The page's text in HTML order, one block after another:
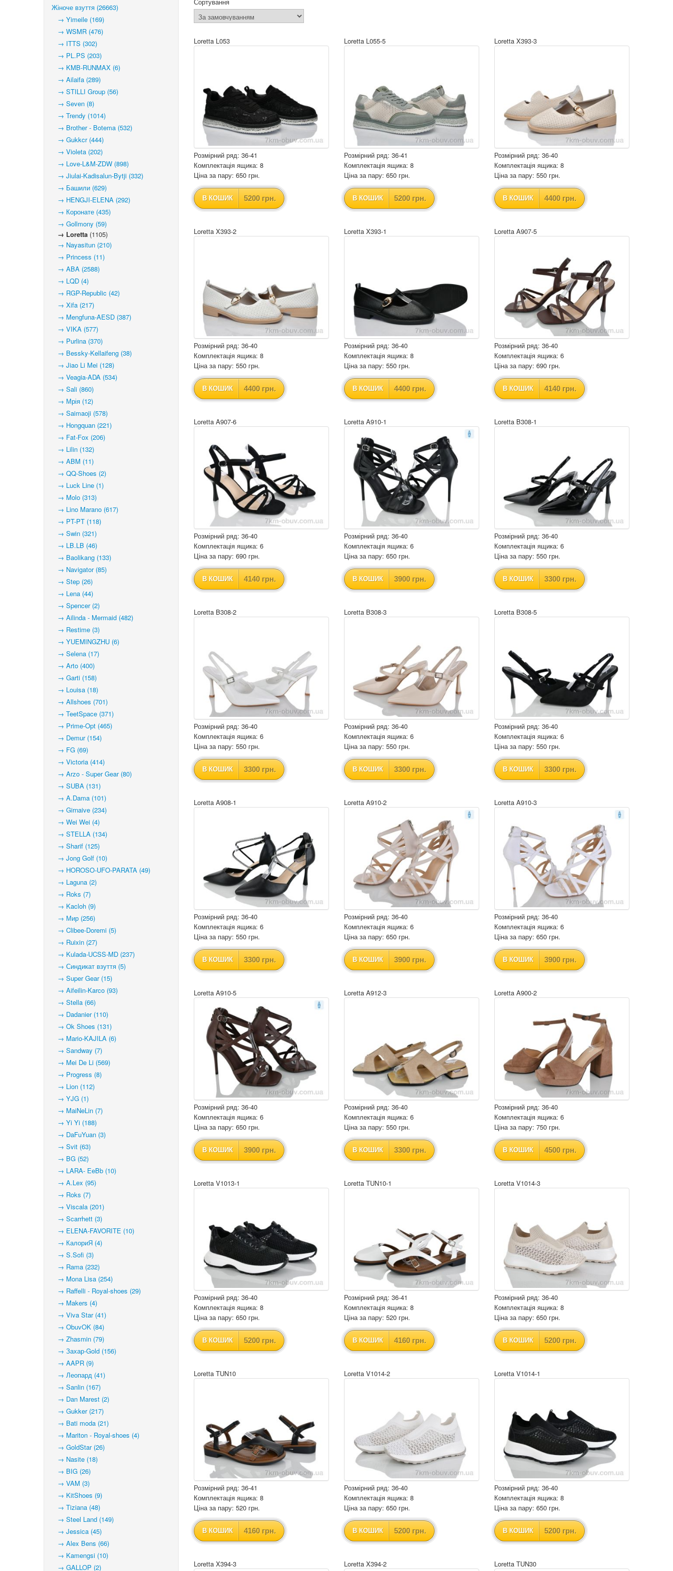
Жіноче взуття (26663)
→ Yimeile (169)
→ WSMR (476)
→ ITTS (302)
→ PL.PS (203)
→ KMB-RUNMAX (6)
→ Ailaifa (289)
→ STILLI Group (56)
→ Seven (8)
→ Trendy (1014)
→ Brother - Botema (532)
→ Gukkcr (444)
→ Violeta (202)
→ Love-L&M-ZDW (898)
→ Jiulai-Kadisalun-Bytji (332)
→ Башили (629)
→ HENGJI-ELENA (292)
→ Коронате (435)
→ Gollmony (59)
→ Loretta (1105)
→ Nayasitun (210)
→ Princess (11)
→ ABA (2588)
→ LQD (4)
→ RGP-Republic (42)
→ Xifa (217)
→ Mengfuna-AESD (387)
→ VIKA (577)
→ Purlina (370)
→ Bessky-Kellaifeng (38)
→ Jiao Li Mei (128)
→ Veagia-ADA (534)
→ Sali (860)
→ Мрія (12)
→ Saimaoji (578)
→ Hongquan (221)
→ Fat-Fox (206)
→ Lilin (132)
→ ABM (11)
→ QQ-Shoes (2)
→ Luck Line (1)
→ Molo (313)
→ Lino Marano (617)
→ PT-PT (118)
→ Swin (321)
→ LB.LB (46)
→ Baolikang (133)
→ Navigator (85)
→ Step (26)
→ Lena (44)
→ Spencer (2)
→ Ailinda - Mermaid (482)
→ Restime (3)
→ YUEMINGZHU (6)
→ Selena (17)
→ Arto (400)
→ Garti (158)
→ Louisa (18)
→ Allshoes (701)
→ TeetSpace (371)
→ Prime-Opt (465)
→ Demur (154)
→ FG (69)
→ Victoria (414)
→ Arzo - Super Gear (80)
→ SUBA (131)
→ A.Dama (101)
→ Girnaive (234)
→ Wei Wei (4)
→ STELLA (134)
→ Sharif (125)
→ Jong Golf (10)
→ HOROSO-UFO-PARATA (49)
→ Laguna (2)
→ Roks (7)
→ Kacloh (9)
→ Мир (256)
→ Clibee-Doremi (5)
→ Ruixin (27)
→ Kulada-UCSS-MD (237)
→ Синдикат взуття (5)
→ Super Gear (15)
→ Aifeilin-Karco (93)
→ Stella (66)
→ Dadanier (110)
→ Ok Shoes (131)
→ Mario-KAJILA (6)
→ Sandway (7)
→ Mei De Li (569)
→ Progress (8)
→ Lion (112)
→ YJG (1)
→ MaiNeLin (7)
→ Yi Yi (188)
→ DaFuYuan (3)
→ Svit (63)
→ BG (52)
→ LARA- EeBb (10)
→ A.Lex (95)
→ Roks (7)
→ Viscala (201)
→ Scarrhett (3)
→ ELENA-FAVORITE (10)
→ КалориЯ (4)
→ S.Sofi (3)
→ Rama (232)
→ Mona Lisa (254)
→ Raffelli - Royal-shoes (29)
→ Makers (4)
→ Viva Star (41)
→ ObuvOK (84)
→ Zhasmin (79)
→ Захар-Gold (156)
→ AAPR (9)
→ Леопард (41)
→ Sanlin (167)
→ Dan Marest (2)
→ Gukker (217)
→ Bati moda (21)
→ Mariton - Royal-shoes (4)
→ GoldStar (26)
→ Nasite (18)
→ BIG (26)
→ VAM (3)
→ KitShoes (9)
→ Tiziana (48)
→ Steel Land (149)
→ Jessica (45)
→ Alex Bens (66)
→ Kamengsi (10)
→ GALLOP (2)
Loretta L053
Розмірний ряд: 36-41
Комплектація ящика: 8
Ціна за пару: 650 грн.
В КОШИК 5200 грн.
Loretta L055-5
Розмірний ряд: 36-41
Комплектація ящика: 8
Ціна за пару: 650 грн.
В КОШИК 5200 грн.
Loretta X393-3
Розмірний ряд: 36-40
Комплектація ящика: 8
Ціна за пару: 550 грн.
В КОШИК 4400 грн.
Loretta X393-2
Розмірний ряд: 36-40
Комплектація ящика: 8
Ціна за пару: 550 грн.
В КОШИК 4400 грн.
Loretta X393-1
Розмірний ряд: 36-40
Комплектація ящика: 8
Ціна за пару: 550 грн.
В КОШИК 4400 грн.
Loretta A907-5
Розмірний ряд: 36-40
Комплектація ящика: 6
Ціна за пару: 690 грн.
В КОШИК 4140 грн.
Loretta A907-6
Розмірний ряд: 36-40
Комплектація ящика: 6
Ціна за пару: 690 грн.
В КОШИК 4140 грн.
Loretta A910-1
Розмірний ряд: 36-40
Комплектація ящика: 6
Ціна за пару: 650 грн.
В КОШИК 3900 грн.
Loretta B308-1
Розмірний ряд: 36-40
Комплектація ящика: 6
Ціна за пару: 550 грн.
В КОШИК 3300 грн.
Loretta B308-2
Розмірний ряд: 36-40
Комплектація ящика: 6
Ціна за пару: 550 грн.
В КОШИК 3300 грн.
Loretta B308-3
Розмірний ряд: 36-40
Комплектація ящика: 6
Ціна за пару: 550 грн.
В КОШИК 3300 грн.
Loretta B308-5
Розмірний ряд: 36-40
Комплектація ящика: 6
Ціна за пару: 550 грн.
В КОШИК 3300 грн.
Loretta A908-1
Розмірний ряд: 36-40
Комплектація ящика: 6
Ціна за пару: 550 грн.
В КОШИК 3300 грн.
Loretta A910-2
Розмірний ряд: 36-40
Комплектація ящика: 6
Ціна за пару: 650 грн.
В КОШИК 3900 грн.
Loretta A910-3
Розмірний ряд: 36-40
Комплектація ящика: 6
Ціна за пару: 650 грн.
В КОШИК 3900 грн.
Loretta A910-5
Розмірний ряд: 36-40
Комплектація ящика: 6
Ціна за пару: 650 грн.
В КОШИК 3900 грн.
Loretta A912-3
Розмірний ряд: 36-40
Комплектація ящика: 6
Ціна за пару: 550 грн.
В КОШИК 3300 грн.
Loretta A900-2
Розмірний ряд: 36-40
Комплектація ящика: 6
Ціна за пару: 750 грн.
В КОШИК 4500 грн.
Loretta V1013-1
Розмірний ряд: 36-40
Комплектація ящика: 8
Ціна за пару: 650 грн.
В КОШИК 5200 грн.
Loretta TUN10-1
Розмірний ряд: 36-41
Комплектація ящика: 8
Ціна за пару: 520 грн.
В КОШИК 4160 грн.
Loretta V1014-3
Розмірний ряд: 36-40
Комплектація ящика: 8
Ціна за пару: 650 грн.
В КОШИК 5200 грн.
Loretta TUN10
Розмірний ряд: 36-41
Комплектація ящика: 8
Ціна за пару: 520 грн.
В КОШИК 4160 грн.
Loretta V1014-2
Розмірний ряд: 36-40
Комплектація ящика: 8
Ціна за пару: 650 грн.
В КОШИК 5200 грн.
Loretta V1014-1
Розмірний ряд: 36-40
Комплектація ящика: 8
Ціна за пару: 650 грн.
В КОШИК 5200 грн.
Loretta X394-3 Loretta X394-2 Loretta TUN30